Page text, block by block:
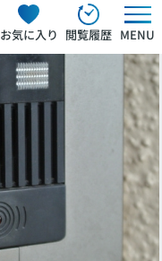
お気に入り 閲覧履歴 MENU